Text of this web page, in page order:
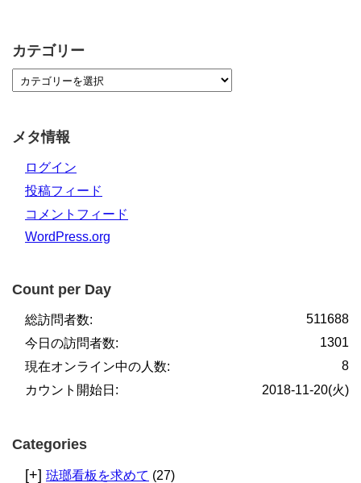
カテゴリー
メタ情報
ログイン
投稿フィード
コメントフィード
WordPress.org
Count per Day
511688
総訪問者数:
1301
今日の訪問者数:
8
現在オンライン中の人数:
2018-11-20(火)
カウント開始日:
Categories
[+] 琺瑯看板を求めて (27)